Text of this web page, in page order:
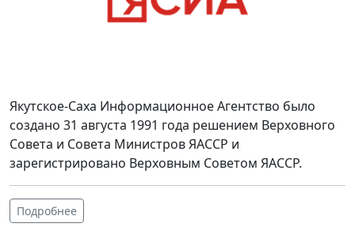
Якутское-Саха Информационное Агентство было
создано 31 августа 1991 года решением Верховного
Совета и Совета Министров ЯАССР и
зарегистрировано Верховным Советом ЯАССР.
Подробнее